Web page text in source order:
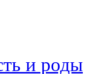
и роды